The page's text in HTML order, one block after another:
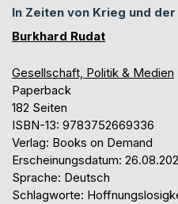
In Zeiten von Krieg und
Burkhard Rudat
Gesellschaft, Politik & Medien
Paperback
182 Seiten
ISBN-13: 9783752669336
Verlag: Books on Demand
Erscheinungsdatum:
Sprache: Deutsch
Schlagworte: